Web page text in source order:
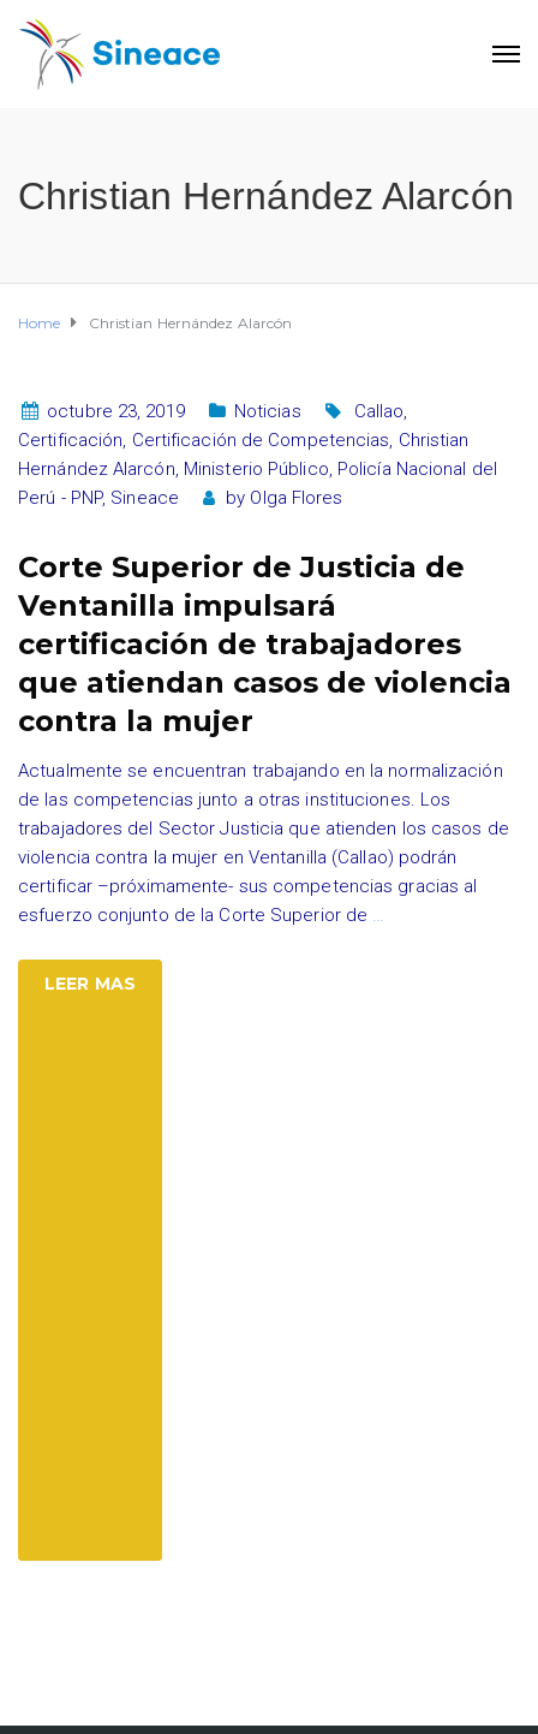
Christian Hernández Alarcón
Home Christian Hernández Alarcón
octubre 23, 2019 Noticias Callao,
Certificación, Certificación de Competencias, Christian
Hernández Alarcón, Ministerio Público, Policía Nacional del
Perú - PNP, Sineace by Olga Flores
Corte Superior de Justicia de
Ventanilla impulsará
certificación de trabajadores
que atiendan casos de violencia
contra la mujer
Actualmente se encuentran trabajando en la normalización
de las competencias junto a otras instituciones. Los
trabajadores del Sector Justicia que atienden los casos de
violencia contra la mujer en Ventanilla (Callao) podrán
certificar –próximamente- sus competencias gracias al
esfuerzo conjunto de la Corte Superior de …
LEER MAS